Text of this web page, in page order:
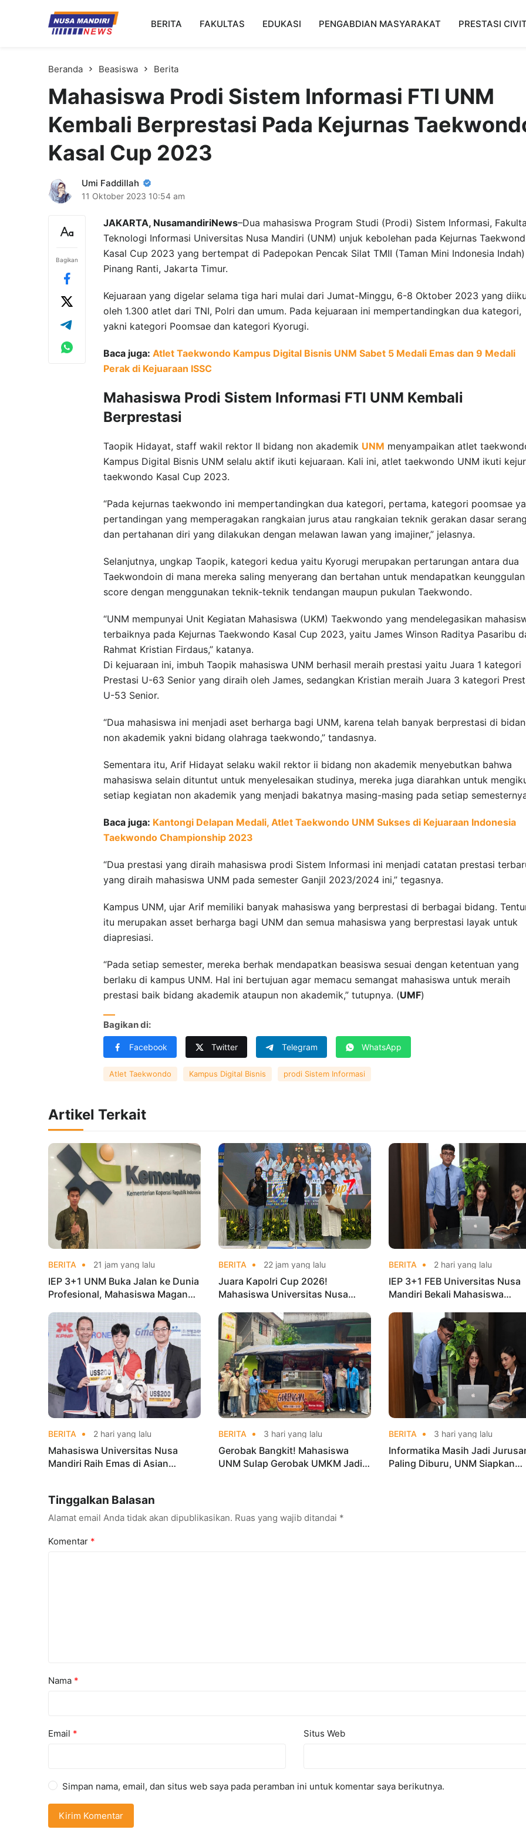
Kampus Digital Bisnis
Universitas Nusa Mandiri
BERITA FAKULTAS EDUKASI PENGABDIAN MASYARAKAT PRESTASI
Beranda Beasiswa Berita
Mahasiswa Prodi Sistem Informasi FTI UNM
Kembali Berprestasi Pada Kejurnas
Kasal Cup 2023
Umi Faddillah
11 Oktober 2023 10:54 am
Bagikan
JAKARTA, NusamandiriNews–Dua mahasiswa Program Studi (Prodi) Sistem Informasi,
Teknologi Informasi Universitas Nusa Mandiri (UNM) unjuk kebolehan pada Kejurnas
Kasal Cup 2023 yang bertempat di Padepokan Pencak Silat TMII (Taman Mini Indonesia Indah)
Pinang Ranti, Jakarta Timur.
Kejuaraan yang digelar selama tiga hari mulai dari Jumat-Minggu, 6-8 Oktober 2023 yang
oleh 1.300 atlet dari TNI, Polri dan umum. Pada kejuaraan ini mempertandingkan dua kategori,
yakni kategori Poomsae dan kategori Kyorugi.
Baca juga: Atlet Taekwondo Kampus Digital Bisnis UNM Sabet 5 Medali Emas dan 9 Medali
Perak di Kejuaraan ISSC
Mahasiswa Prodi Sistem Informasi FTI UNM Kembali
Berprestasi
Taopik Hidayat, staff wakil rektor II bidang non akademik UNM menyampaikan atlet
Kampus Digital Bisnis UNM selalu aktif ikuti kejuaraan. Kali ini, atlet taekwondo UNM ikuti
taekwondo Kasal Cup 2023.
“Pada kejurnas taekwondo ini mempertandingkan dua kategori, pertama, kategori poomsae
pertandingan yang memperagakan rangkaian jurus atau rangkaian teknik gerakan dasar
dan pertahanan diri yang dilakukan dengan melawan lawan yang imajiner,” jelasnya.
Selanjutnya, ungkap Taopik, kategori kedua yaitu Kyorugi merupakan pertarungan antara dua
Taekwondoin di mana mereka saling menyerang dan bertahan untuk mendapatkan keunggulan
score dengan menggunakan teknik-teknik tendangan maupun pukulan Taekwondo.
“UNM mempunyai Unit Kegiatan Mahasiswa (UKM) Taekwondo yang mendelegasikan
terbaiknya pada Kejurnas Taekwondo Kasal Cup 2023, yaitu James Winson Raditya Pasaribu
Rahmat Kristian Firdaus,” katanya.
Di kejuaraan ini, imbuh Taopik mahasiswa UNM berhasil meraih prestasi yaitu Juara 1 kategori
Prestasi U-63 Senior yang diraih oleh James, sedangkan Kristian meraih Juara 3 kategori
U-53 Senior.
“Dua mahasiswa ini menjadi aset berharga bagi UNM, karena telah banyak berprestasi di
non akademik yakni bidang olahraga taekwondo,” tandasnya.
Sementara itu, Arif Hidayat selaku wakil rektor ii bidang non akademik menyebutkan bahwa
mahasiswa selain dituntut untuk menyelesaikan studinya, mereka juga diarahkan untuk
setiap kegiatan non akademik yang menjadi bakatnya masing-masing pada setiap
Baca juga: Kantongi Delapan Medali, Atlet Taekwondo UNM Sukses di Kejuaraan Indonesia
Taekwondo Championship 2023
“Dua prestasi yang diraih mahasiswa prodi Sistem Informasi ini menjadi catatan prestasi
yang diraih mahasiswa UNM pada semester Ganjil 2023/2024 ini,” tegasnya.
Kampus UNM, ujar Arif memiliki banyak mahasiswa yang berprestasi di berbagai bidang.
itu merupakan asset berharga bagi UNM dan semua mahasiswa yang berprestasi layak untuk
diapresiasi.
“Pada setiap semester, mereka berhak mendapatkan beasiswa sesuai dengan ketentuan yang
berlaku di kampus UNM. Hal ini bertujuan agar memacu semangat mahasiswa untuk meraih
prestasi baik bidang akademik ataupun non akademik,” tutupnya. (UMF)
Bagikan di:
Facebook Twitter Telegram WhatsApp
Atlet Taekwondo Kampus Digital Bisnis prodi Sistem Informasi
Artikel Terkait
BERITA 21 jam yang lalu
IEP 3+1 UNM Buka Jalan ke Dunia
Profesional, Mahasiswa Magang
BERITA 22 jam yang lalu
Juara Kapolri Cup 2026!
Mahasiswa Universitas Nusa
di Kejurnas Taekwondo
BERITA 2 hari yang lalu
IEP 3+1 FEB Universitas Nusa
Mandiri Bekali Mahasiswa
BERITA 2 hari yang lalu
Mahasiswa Universitas Nusa
Mandiri Raih Emas di Asian
BERITA 3 hari yang lalu
Gerobak Bangkit! Mahasiswa
UNM Sulap Gerobak UMKM Jadi
BERITA 3 hari yang lalu
Informatika Masih Jadi
Paling Diburu, UNM Siapkan
Tinggalkan Balasan
Alamat email Anda tidak akan dipublikasikan. Ruas yang wajib ditandai *
Komentar *
Nama *
Email * Situs Web
Simpan nama, email, dan situs web saya pada peramban ini untuk komentar saya berikutnya.